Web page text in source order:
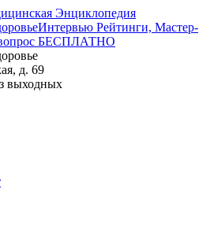
Энциклопедия
Интервью Рейтинги, Мастер-
вопрос БЕСПЛАТНО
д. 69
выходных